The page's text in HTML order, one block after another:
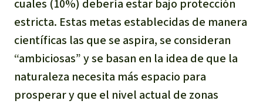
cuales (10%) debería estar bajo protección
estricta. Estas metas establecidas de manera
científicas las que se aspira, se consideran
“ambiciosas” y se basan en la idea de que la
naturaleza necesita más espacio para
prosperar y que el nivel actual de zonas